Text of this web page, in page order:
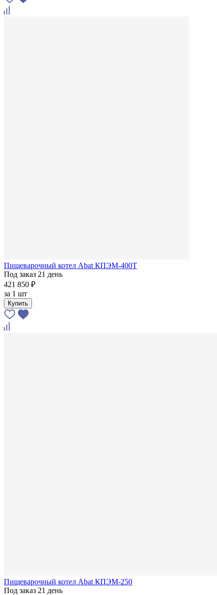
Пищеварочный котел Abat КПЭМ-400Т
Под заказ 21 день
421 850 ₽
за 1 шт
Купить
Пищеварочный котел Abat КПЭМ-250
Под заказ 21 день